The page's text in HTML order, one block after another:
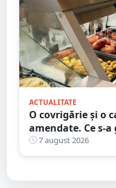
ACTUALITATE
O covrigărie și o
amendate. Ce s-
DSVSA
7 august 2026